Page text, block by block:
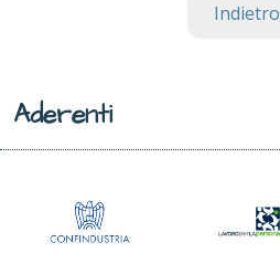
Indietro
Aderenti